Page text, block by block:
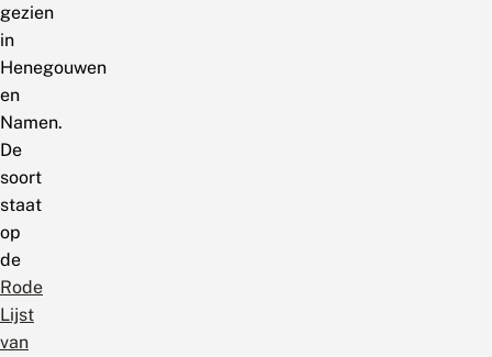
gezien
in
Henegouwen
en
Namen.
De
soort
staat
op
de
Rode
Lijst
van